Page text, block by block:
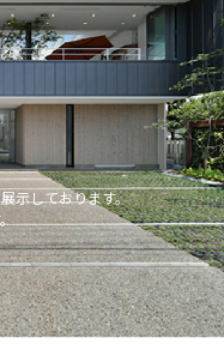
示しております。